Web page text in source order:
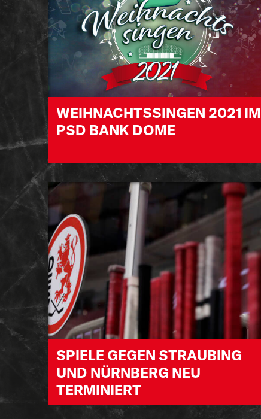
WEIHNACHTSSINGEN 2021 IM
PSD BANK DOME
SPIELE GEGEN STRAUBING
UND NÜRNBERG NEU
TERMINIERT